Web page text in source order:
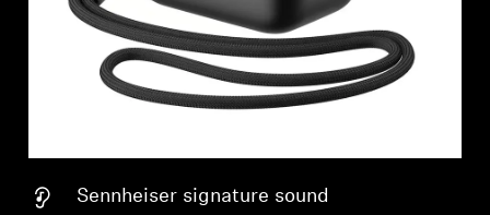
Sennheiser signature sound